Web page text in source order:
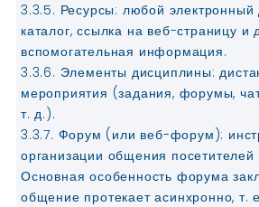
3.3.5. Ресурсы: любой
каталог, ссылка на веб-страницу и
вспомогательная информация.
3.3.6. Элементы дисциплины:
мероприятия (задания, форумы,
т. д.).
3.3.7. Форум (или веб-форум):
организации общения посетителей
Основная особенность форума
общение протекает асинхронно, т.